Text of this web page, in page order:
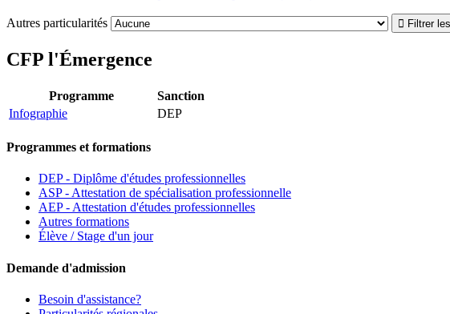
Autres particularités
CFP l'Émergence
Programme
Sanction
Infographie
DEP
Programmes et formations
DEP - Diplôme d'études professionnelles
ASP - Attestation de spécialisation professionnelle
AEP - Attestation d'études professionnelles
Autres formations
Élève / Stage d'un jour
Demande d'admission
Besoin d'assistance?